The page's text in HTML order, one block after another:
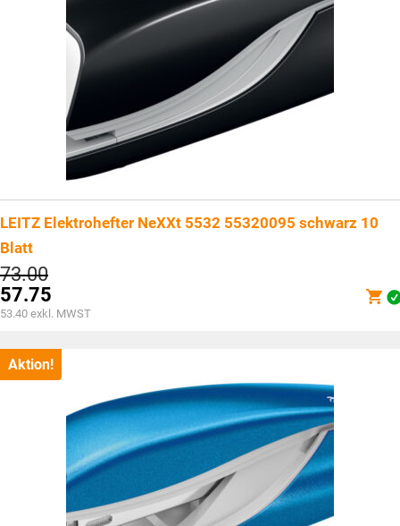
LEITZ Elektrohefter NeXXt 5532 55320095 schwarz 10
Blatt
73.00Ursprünglicher
Preis
war:
CHF73.00
57.75
Aktueller
ist:
CHF57.75.
53.40 exkl. MWST
Aktion!